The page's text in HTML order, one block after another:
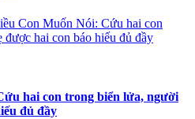
Con Muốn Nói: Cứu hai con
hai con báo hiếu đủ đầy
hai con trong biển lửa, người
đủ đầy